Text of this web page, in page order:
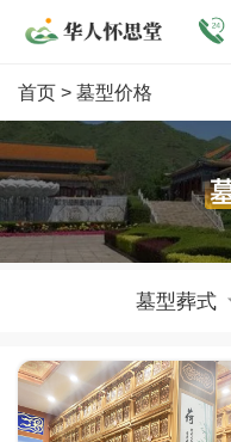
首页 > 墓型价格
墓型葬式